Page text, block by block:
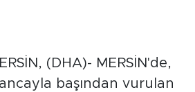
(DHA)- MERSİN'de,
başından vurulan